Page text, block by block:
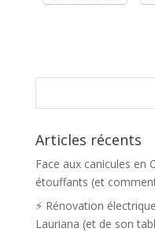
Articles récents
Face aux canicules en
étouffants (et
⚡️ Rénovation
Lauriana (et de son